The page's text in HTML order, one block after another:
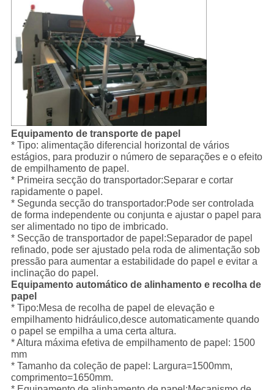
Equipamento de transporte de papel
* Tipo: alimentação diferencial horizontal de vários
estágios, para produzir o número de separações e o efeito
de empilhamento de papel.
* Primeira secção do transportador:Separar e cortar
rapidamente o papel.
* Segunda secção do transportador:Pode ser controlada
de forma independente ou conjunta e ajustar o papel para
ser alimentado no tipo de imbricado.
* Secção de transportador de papel:Separador de papel
refinado, pode ser ajustado pela roda de alimentação sob
pressão para aumentar a estabilidade do papel e evitar a
inclinação do papel.
Equipamento automático de alinhamento e recolha de
papel
* Tipo:Mesa de recolha de papel de elevação e
empilhamento hidráulico,desce automaticamente quando
o papel se empilha a uma certa altura.
* Altura máxima efetiva de empilhamento de papel: 1500
mm
* Tamanho da coleção de papel: Largura=1500mm,
comprimento=1650mm.